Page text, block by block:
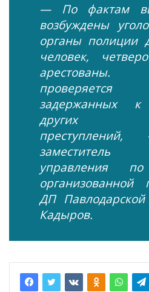
— По фактам
возбуждены
органы полиции
человек,
проверяется
задержанных к
других
заместитель
управления
организованной
ДП
Кадыров.